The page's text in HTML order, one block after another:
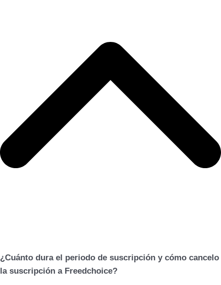
¿Cuánto dura el periodo de suscripción y cómo cancelo
la suscripción a Freedchoice?